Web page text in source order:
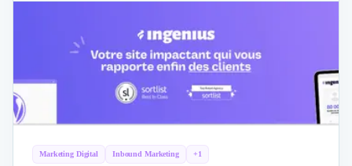
Marketing Digital Inbound Marketing +1